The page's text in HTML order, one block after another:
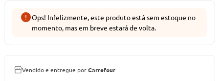
Ops! Infelizmente, este produto está sem estoque no
momento, mas em breve estará de volta.
Vendido e entregue porCarrefour